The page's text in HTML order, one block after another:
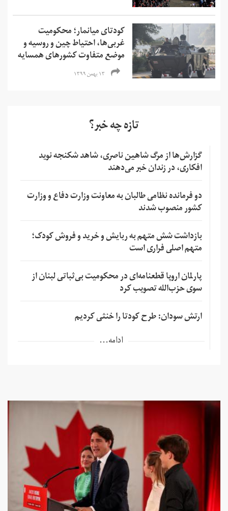
کودتای میانمار؛ محکومیت
غربی‌ها، احتیاط چین و روسیه و
موضع متفاوت کشورهای همسایه
۱۳ بهمن ۱۳۹۹
تازه چه خبر؟
گزارش‌ها از مرگ شاهین ناصری، شاهد شکنجه نوید
افکاری، در زندان خبر می‌دهند
دو فرمانده نظامی طالبان به معاونت وزارت دفاع و وزارت
کشور منصوب شدند
بازداشت شش متهم به ربایش و خرید و فروش کودک؛
متهم اصلی فراری است
پارلمان اروپا قطعنامه‌ای در محکومیت بی‌ثباتی لبنان از
سوی حزب‌الله تصویب کرد
ارتش سودان: طرح کودتا را خنثی کردیم
ادامه...